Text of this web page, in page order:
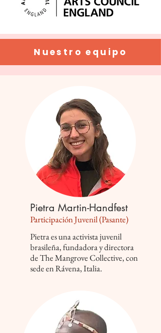
Nuestro equipo
Pietra Martin-Handfest
Participación Juvenil (Pasante)
Pietra es una activista juvenil
brasileña, fundadora y directora
de The Mangrove Collective, con
sede en Rávena, Italia.